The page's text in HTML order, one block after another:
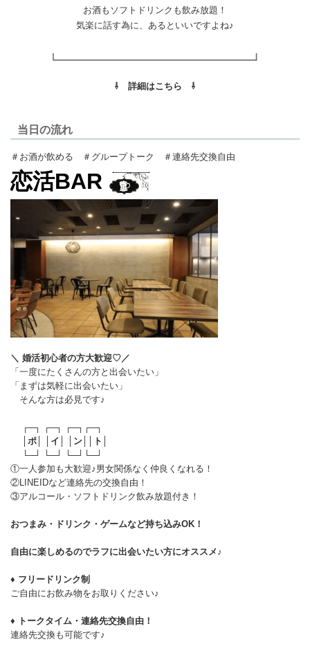
お酒もソフトドリンクも飲み放題！
気楽に話す為に、あるといいですよね♪
⇩ 詳細はこちら ⇩
当日の流れ
＃お酒が飲める ＃グループトーク ＃連絡先交換自由
恋活BAR
＼ 婚活初心者の方大歓迎♡／
「一度にたくさんの方と出会いたい」
「まずは気軽に出会いたい」
そんな方は必見です♪
┌─┐ ┌─┐ ┌─┐┌─┐
ポ イ ン ト
└─┘ └─┘ └─┘└─┘
①一人参加も大歓迎♪男女関係なく仲良くなれる！
②LINEIDなど連絡先の交換自由！
③アルコール・ソフトドリンク飲み放題付き！
おつまみ・ドリンク・ゲームなど持ち込みOK！
自由に楽しめるのでラフに出会いたい方にオススメ♪
♦ フリードリンク制
ご自由にお飲み物をお取りください♪
♦ トークタイム・連絡先交換自由！
連絡先交換も可能です♪